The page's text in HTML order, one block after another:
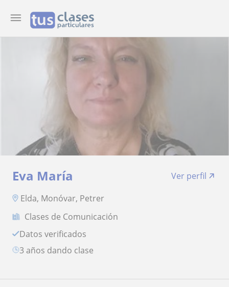
Eva María
Ver perfil
Elda, Monóvar, Petrer
Clases de Comunicación
Datos verificados
3 años dando clase